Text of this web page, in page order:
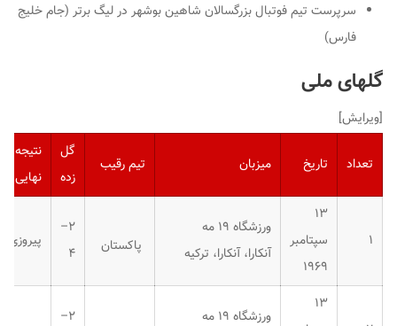
سرپرست تیم فوتبال بزرگسالان شاهین بوشهر در لیگ برتر (جام خلیج
فارس)
گلهای ملی
[ویرایش]
تعداد تاریخ میزبان تیم رقیب
گل
زده
نتیجه
نهایی
۱
۱۳
سپتامبر
۱۹۶۹
ورزشگاه ۱۹ مه
آنکارا، آنکارا، ترکیه
پاکستان
۲–
۴
پیروزی
۱۳
ورزشگاه ۱۹ مه
۲–